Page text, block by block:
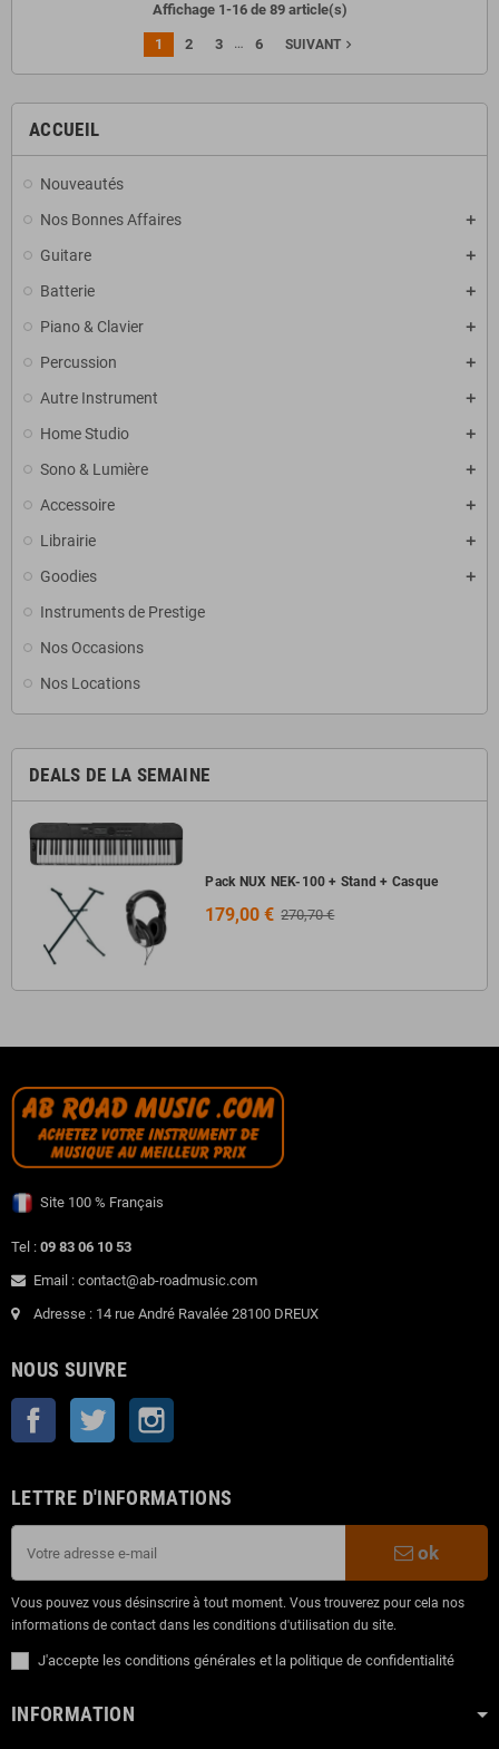
ACCUEIL
Nouveautés
Nos Bonnes Affaires
Guitare
Batterie
Piano & Clavier
Percussion
Autre Instrument
Home Studio
Sono & Lumière
Accessoire
Librairie
Goodies
Instruments de Prestige
Nos Occasions
Nos Locations
DEALS DE LA SEMAINE
Pack NUX NEK-100 + Stand + Casque
179,00 € 270,70 €
Affichage 1-16 de 89 article(s)
1 2 3 … 6 SUIVANTnavigate_next
Site 100 % Français
Tel : 09 83 06 10 53
Email : contact@ab-roadmusic.com
Adresse : 14 rue André Ravalée 28100 DREUX
NOUS SUIVRE
Facebook Twitter
LETTRE D'INFORMATIONS
ok
Vous pouvez vous désinscrire à tout moment. Vous trouverez pour cela nos
informations de contact dans les conditions d'utilisation du site.
J'accepte les conditions générales et la politique de confidentialité
INFORMATION